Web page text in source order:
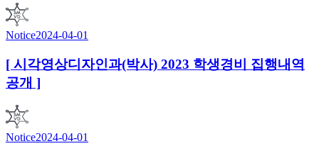
Notice2024-04-01
[ 시각영상디자인과(박사) 2023 학생경비 집행내역
공개 ]
Notice2024-04-01